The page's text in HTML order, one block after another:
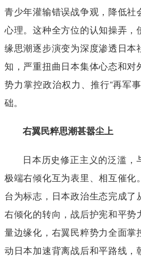
青少年灌输错误战争观，降低社
心理。这种全方位的认知操弄，
缘思潮逐步演变为深度渗透日本
知，严重扭曲日本集体心态和对
势力掌控政治权力、推行“再军
础。
右翼民粹思潮甚嚣尘上
日本历史修正主义的泛滥，
极端右倾化互为表里、相互催化
台为标志，日本政治生态完成了
右倾化的转向，战后护宪和平势
量边缘化，右翼民粹势力全面掌
动日本加速背离战后和平路线，